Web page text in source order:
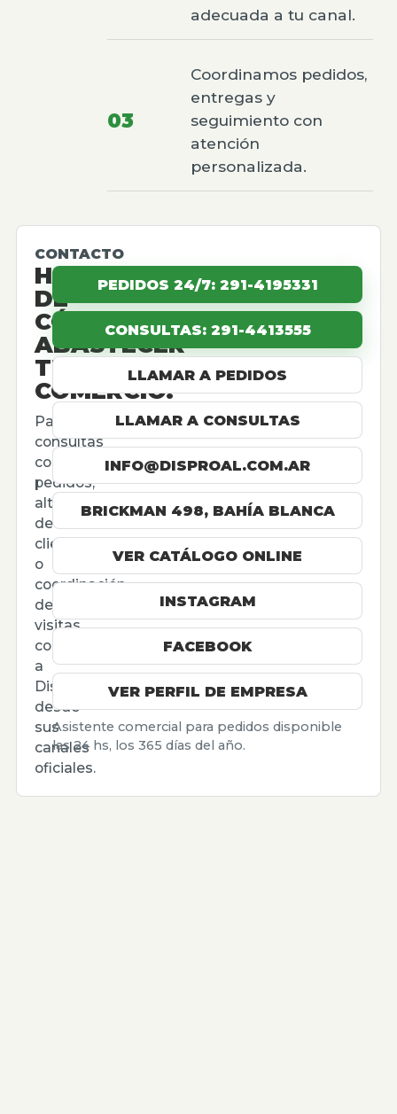
adecuada a tu canal.
03
Coordinamos pedidos,
entregas y
seguimiento con
atención
personalizada.
CONTACTO
HABLEMOS
DE
CÓMO
ABASTECER
TU
COMERCIO.
Para
consultas
comerciales,
pedidos,
altas
de
cliente
o
coordinación
de
visitas,
contactá
a
Disproal
desde
sus
canales
oficiales.
PEDIDOS 24/7: 291-4195331
CONSULTAS: 291-4413555
LLAMAR A PEDIDOS
LLAMAR A CONSULTAS
INFO@DISPROAL.COM.AR
BRICKMAN 498, BAHÍA BLANCA
VER CATÁLOGO ONLINE
INSTAGRAM
FACEBOOK
VER PERFIL DE EMPRESA
Asistente comercial para pedidos disponible
las 24 hs, los 365 días del año.